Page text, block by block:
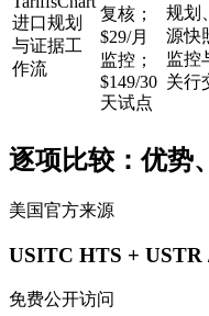
进口规划
与证据工
作流
复核；
$29/月
监控；
$149/30
天试点
规划
源快
监控
关行
逐项比较：优势
美国官方来源
USITC HTS + USTR
免费公开访问